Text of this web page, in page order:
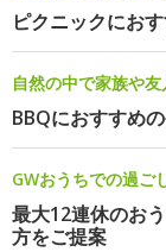
ピクニックにお
自然の中で家族や
BBQにおすすめ
GWおうちでの過ご
最大12連休のお
方をご提案